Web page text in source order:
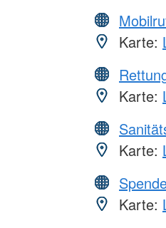
Karte:
Karte:
Karte:
Karte: